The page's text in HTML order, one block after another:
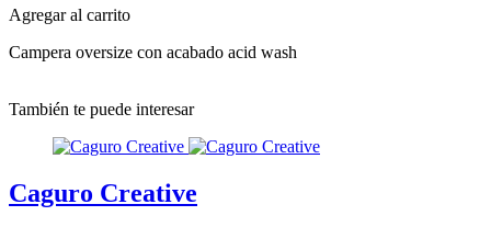
Agregar al carrito
Campera oversize con acabado acid wash
También te puede interesar
Caguro Creative